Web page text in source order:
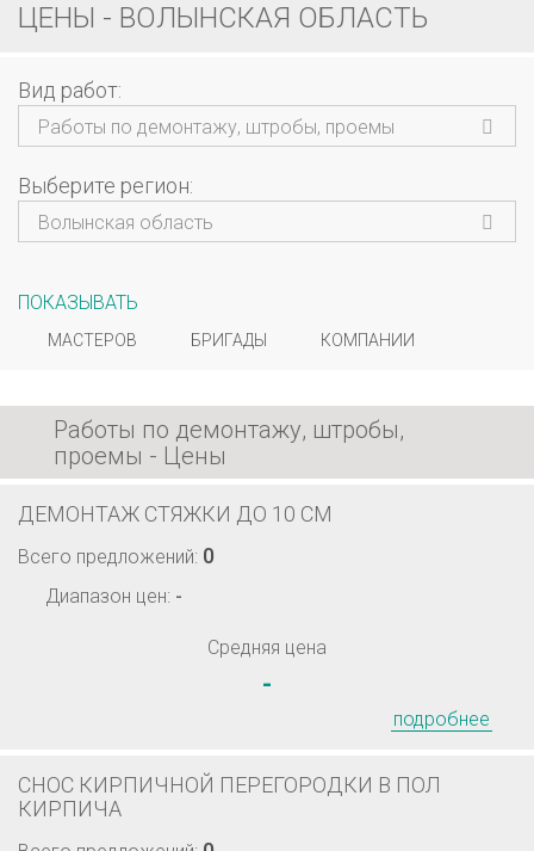
ЦЕНЫ - ВОЛЫНСКАЯ ОБЛАСТЬ
Вид работ
Работы по демонтажу, штробы, проемы
Выберите регион
Волынская область
ПОКАЗЫВАТЬ
МАСТЕРОВ БРИГАДЫ КОМПАНИИ
Работы по демонтажу, штробы,
проемы - Цены
ДЕМОНТАЖ СТЯЖКИ ДО 10 СМ
Всего предложений: 0
Диапазон цен: -
Средняя цена
-
подробнее
СНОС КИРПИЧНОЙ ПЕРЕГОРОДКИ В ПОЛ
КИРПИЧА